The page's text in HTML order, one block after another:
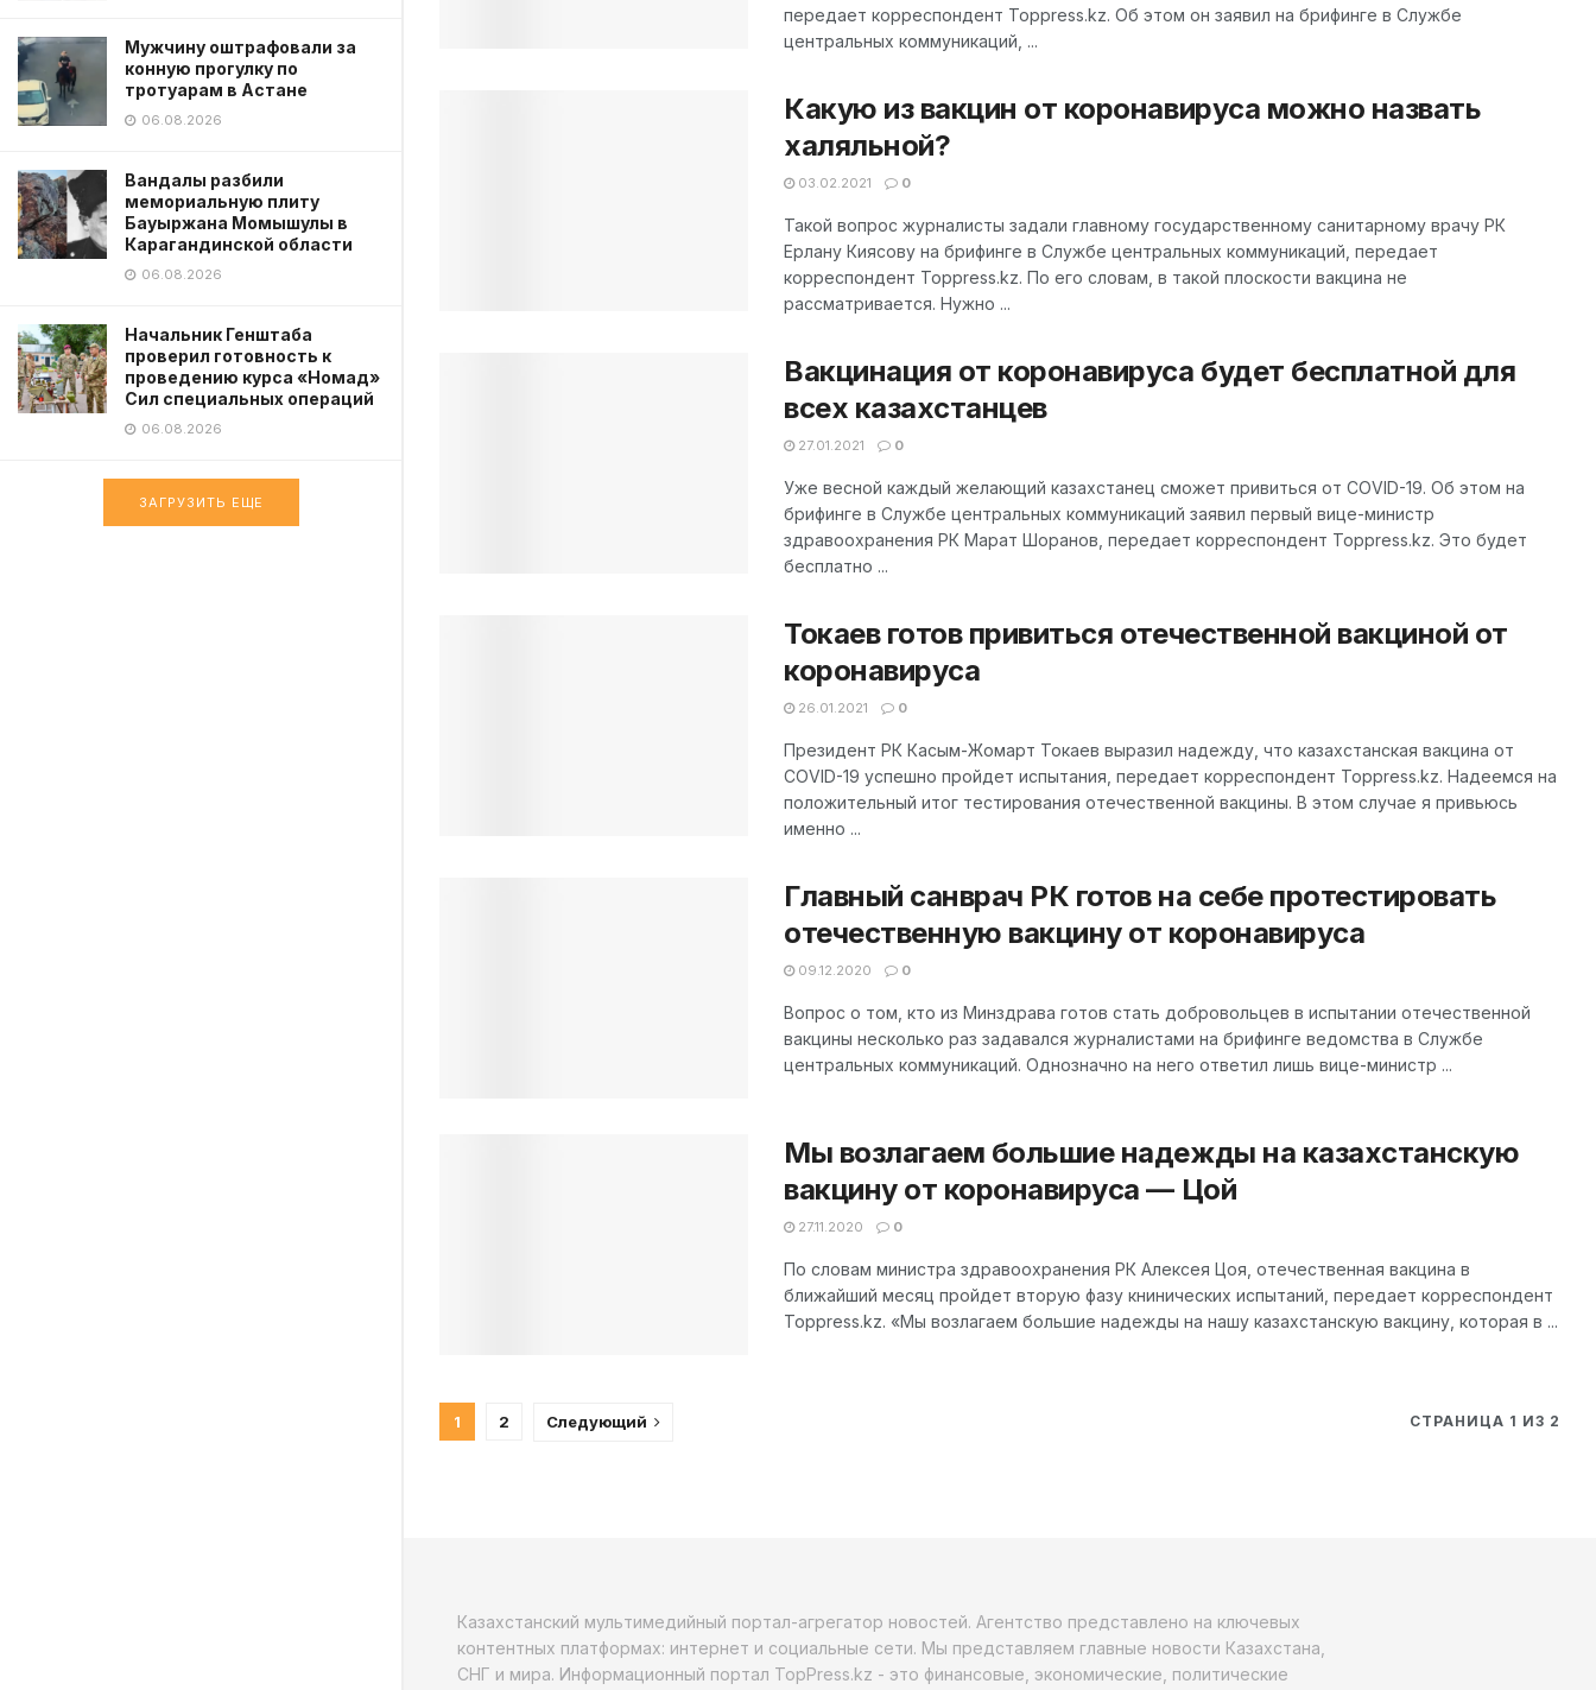
Мужчину оштрафовали за
конную прогулку по
тротуарам в Астане
06.08.2026
Вандалы разбили
мемориальную плиту
Бауыржана Момышулы в
Карагандинской области
06.08.2026
Начальник Генштаба
проверил готовность к
проведению курса «Номад»
Сил специальных операций
06.08.2026
ЗАГРУЗИТЬ ЕЩЕ
передает корреспондент Toppress.kz. Об этом он заявил на брифинге в Службе
центральных коммуникаций, ...
Какую из вакцин от коронавируса можно назвать
халяльной?
03.02.2021 0
Такой вопрос журналисты задали главному государственному санитарному врачу РК
Ерлану Киясову на брифинге в Службе центральных коммуникаций, передает
корреспондент Toppress.kz. По его словам, в такой плоскости вакцина не
рассматривается. Нужно ...
Вакцинация от коронавируса будет бесплатной для
всех казахстанцев
27.01.2021 0
Уже весной каждый желающий казахстанец сможет привиться от COVID-19. Об этом на
брифинге в Службе центральных коммуникаций заявил первый вице-министр
здравоохранения РК Марат Шоранов, передает корреспондент Toppress.kz. Это будет
бесплатно ...
Токаев готов привиться отечественной вакциной от
коронавируса
26.01.2021 0
Президент РК Касым-Жомарт Токаев выразил надежду, что казахстанская вакцина от
COVID-19 успешно пройдет испытания, передает корреспондент Toppress.kz. Надеемся на
положительный итог тестирования отечественной вакцины. В этом случае я привьюсь
именно ...
Главный санврач РК готов на себе протестировать
отечественную вакцину от коронавируса
09.12.2020 0
Вопрос о том, кто из Минздрава готов стать добровольцев в испытании отечественной
вакцины несколько раз задавался журналистами на брифинге ведомства в Службе
центральных коммуникаций. Однозначно на него ответил лишь вице-министр ...
Мы возлагаем большие надежды на казахстанскую
вакцину от коронавируса — Цой
27.11.2020 0
По словам министра здравоохранения РК Алексея Цоя, отечественная вакцина в
ближайший месяц пройдет вторую фазу книнических испытаний, передает корреспондент
Toppress.kz. «Мы возлагаем большие надежды на нашу казахстанскую вакцину, которая в ...
СТРАНИЦА 1 ИЗ 2
1 2 Следующий
Казахстанский мультимедийный портал-агрегатор новостей. Агентство представлено на ключевых
контентных платформах: интернет и социальные сети. Мы представляем главные новости Казахстана,
СНГ и мира. Информационный портал TopPress.kz - это финансовые, экономические, политические